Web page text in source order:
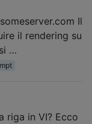
Il
il rendering su
…
riga in VI? Ecco